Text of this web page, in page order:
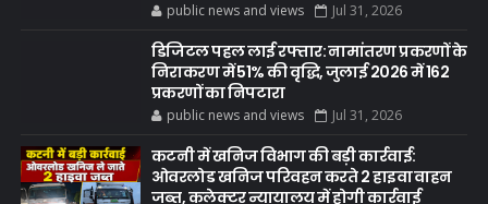
public news and views Jul 31, 2026
डिजिटल पहल लाई रफ्तार: नामांतरण प्रकरणों के
निराकरण में 51% की वृद्धि, जुलाई 2026 में 162
प्रकरणों का निपटारा
public news and views Jul 31, 2026
कटनी में खनिज विभाग की बड़ी कार्रवाई:
ओवरलोड खनिज परिवहन करते 2 हाइवा वाहन
जब्त, कलेक्टर न्यायालय में होगी कार्रवाई